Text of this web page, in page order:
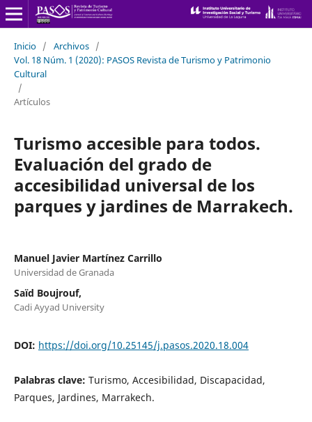
Inicio / Archivos /
Vol. 18 Núm. 1 (2020): PASOS Revista de Turismo y Patrimonio
Cultural
/
Artículos
Turismo accesible para todos.
Evaluación del grado de
accesibilidad universal de los
parques y jardines de Marrakech.
Manuel Javier Martínez Carrillo
Universidad de Granada
Saïd Boujrouf,
Cadi Ayyad University
DOI: https://doi.org/10.25145/j.pasos.2020.18.004
Palabras clave: Turismo, Accesibilidad, Discapacidad,
Parques, Jardines, Marrakech.